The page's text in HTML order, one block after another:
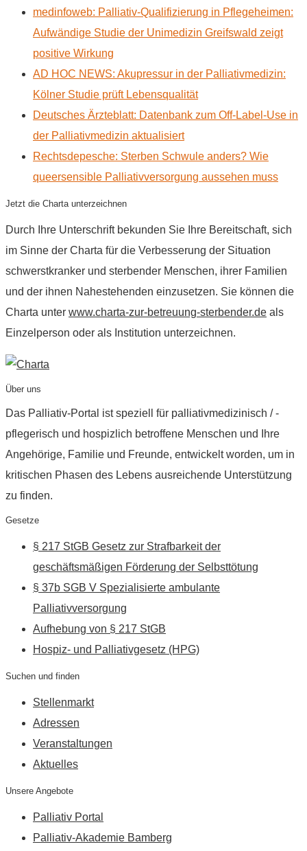
medinfoweb: Palliativ-Qualifizierung in Pflegeheimen:
Aufwändige Studie der Unimedizin Greifswald zeigt
positive Wirkung
AD HOC NEWS: Akupressur in der Palliativmedizin:
Kölner Studie prüft Lebensqualität
Deutsches Ärzteblatt: Datenbank zum Off-Label-Use in
der Palliativmedizin aktualisiert
Rechtsdepesche: Sterben Schwule anders? Wie
queersensible Palliativversorgung aussehen muss
Jetzt die Charta unterzeichnen
Durch Ihre Unterschrift bekunden Sie Ihre Bereitschaft, sich
im Sinne der Charta für die Verbesserung der Situation
schwerstkranker und sterbender Menschen, ihrer Familien
und der ihnen Nahestehenden einzusetzen. Sie können die
Charta unter www.charta-zur-betreuung-sterbender.de als
Einzelperson oder als Institution unterzeichnen.
Über uns
Das Palliativ-Portal ist speziell für palliativmedizinisch / -
pflegerisch und hospizlich betroffene Menschen und Ihre
Angehörige, Familie und Freunde, entwickelt worden, um in
kritischen Phasen des Lebens ausreichende Unterstützung
zu finden.
Gesetze
§ 217 StGB Gesetz zur Strafbarkeit der
geschäftsmäßigen Förderung der Selbsttötung
§ 37b SGB V Spezialisierte ambulante
Palliativversorgung
Aufhebung von § 217 StGB
Hospiz- und Palliativgesetz (HPG)
Suchen und finden
Stellenmarkt
Adressen
Veranstaltungen
Aktuelles
Unsere Angebote
Palliativ Portal
Palliativ-Akademie Bamberg